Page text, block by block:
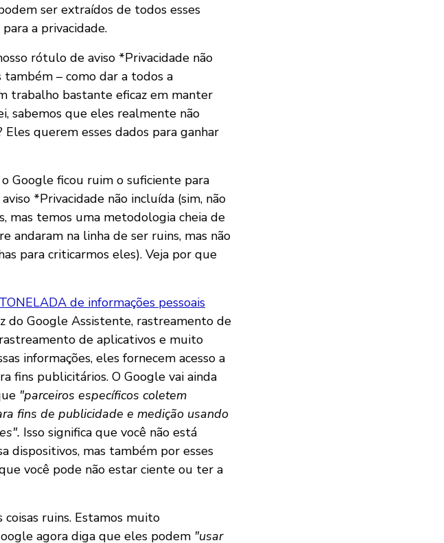
ser extraídos de todos esses
a privacidade.
rótulo de aviso *Privacidade não
– como dar a todos a
trabalho bastante eficaz em manter
sabemos que eles realmente não
querem esses dados para ganhar
Google ficou ruim o suficiente para
*Privacidade não incluída (sim, não
mas temos uma metodologia cheia de
andaram na linha de ser ruins, mas não
para criticarmos eles). Veja por que
de informações pessoais
do Google Assistente, rastreamento de
de aplicativos e muito
informações, eles fornecem acesso a
fins publicitários. O Google vai ainda
"parceiros específicos coletem
fins de publicidade e medição usando
Isso significa que você não está
dispositivos, mas também por esses
você pode não estar ciente ou ter a
coisas ruins. Estamos muito
agora diga que eles podem "usar